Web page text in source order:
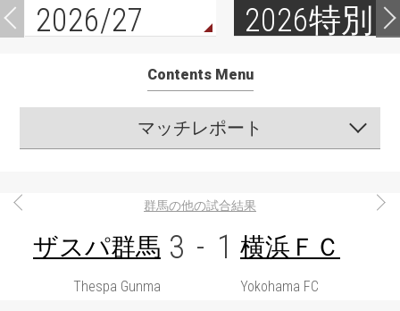
2026/27 2026特別
Contents Menu
マッチレポート
群馬の他の試合結果
ザスパ群馬 3 - 1 横浜ＦＣ
Thespa Gunma Yokohama FC